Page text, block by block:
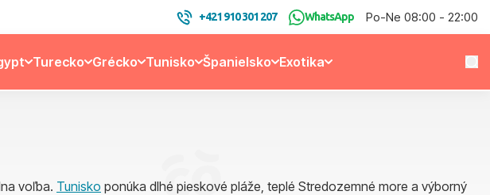
+421 910 301 207 WhatsApp Po-Ne 08:00 - 22:00
Turecko Grécko Tunisko Španielsko Exotika
voľba. Tunisko ponúka dlhé pieskové pláže, teplé Stredozemné more a výborný